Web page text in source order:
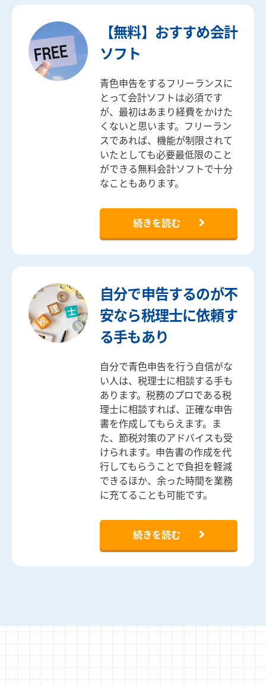
【無料】おすすめ会計
ソフト
青色申告をするフリーランスに
とって会計ソフトは必須です
が、最初はあまり経費をかけた
くないと思います。フリーラン
スであれば、機能が制限されて
いたとしても必要最低限のこと
ができる無料会計ソフトで十分
なこともあります。
続きを読む
自分で申告するのが不
安なら税理士に依頼す
る手もあり
自分で青色申告を行う自信がな
い人は、税理士に相談する手も
あります。税務のプロである税
理士に相談すれば、正確な申告
書を作成してもらえます。ま
た、節税対策のアドバイスも受
けられます。申告書の作成を代
行してもらうことで負担を軽減
できるほか、余った時間を業務
に充てることも可能です。
続きを読む